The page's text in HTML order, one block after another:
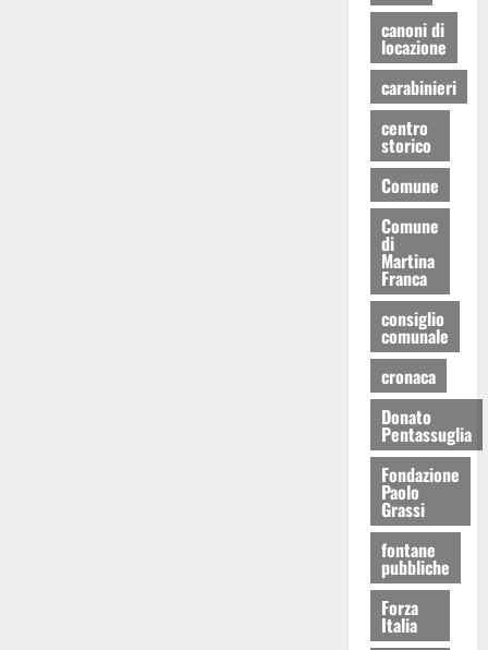
canoni di
locazione
carabinieri
centro
storico
Comune
Comune
di
Martina
Franca
consiglio
comunale
cronaca
Donato
Pentassuglia
Fondazione
Paolo
Grassi
fontane
pubbliche
Forza
Italia